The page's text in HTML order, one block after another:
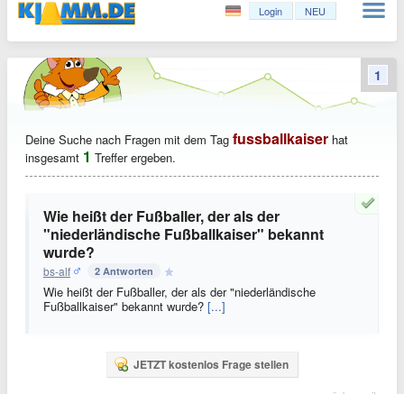
Login NEU
Deine Suche nach Fragen mit dem Tag fussballkaiser hat
insgesamt 1 Treffer ergeben.
Wie heißt der Fußballer, der als der
"niederländische Fußballkaiser" bekannt
wurde?
bs-alf 2 Antworten
Wie heißt der Fußballer, der als der "niederländische
Fußballkaiser" bekannt wurde? [...]
JETZT kostenlos Frage stellen
1